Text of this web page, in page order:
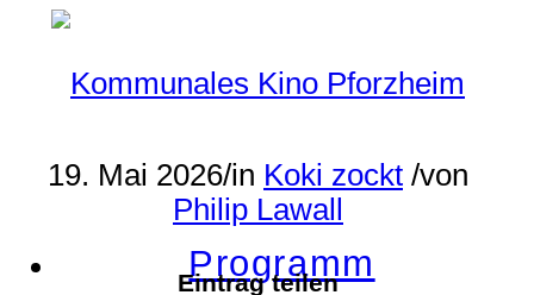
Programm
19. Mai 2026/in Koki zockt /von
Philip Lawall
Eintrag teilen